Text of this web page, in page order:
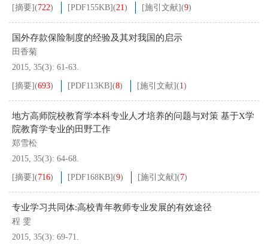
[摘要](722) [PDF155KB](21) [施引文献](9)
国外存款保险制度的经验及其对我国的启示
田香菊
2015, 35(3): 61-63.
[摘要](693) [PDF113KB](8) [施引文献](1)
地方高师院校教育学本科专业人才培养的问题与对策 基于X学
院教育学专业的田野工作
郑雪松
2015, 35(3): 64-68.
[摘要](716) [PDF168KB](9) [施引文献](7)
专业学习共同体:高校青年教师专业发展的有效途径
程 雯
2015, 35(3): 69-71.